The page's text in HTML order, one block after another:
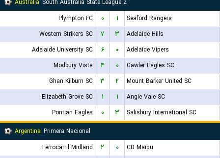
Australia South Australia State League 2
Plympton FC
۰ ۱
Seaford Rangers
Western Strikers SC
۷ ۳
Adelaide Hills
Adelaide University SC
۶ ۰
Adelaide Vipers
Modbury Vista
۴ ۰
Gawler Eagles SC
Ghan Kilburn SC
۳ ۲
Mount Barker United SC
Elizabeth Grove SC
۱ ۱
Angle Vale SC
Pontian Eagles
۰ ۳
Salisbury International SC
Argentina Primera Nacional
Ferrocarril Midland
۲ ۰
CD Maipu